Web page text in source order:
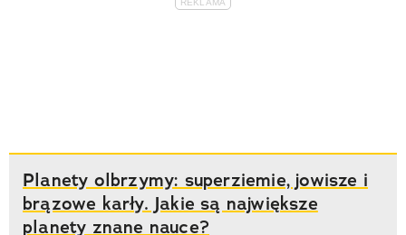
Planety olbrzymy: superziemie, jowisze i
brązowe karły. Jakie są największe
planety znane nauce?